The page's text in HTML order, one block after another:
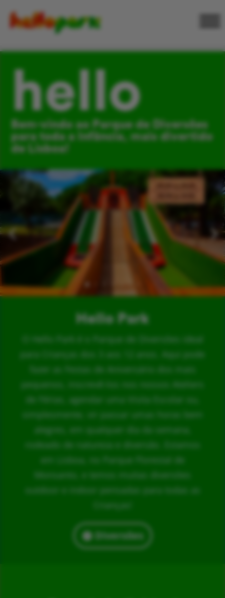
hello
Bem-vindo ao Parque de Diversões
para toda a Infância, mais divertido
de Lisboa!
Hello Park
O Hello Park é o Parque de Diversões ideal
para Crianças dos 3 aos 12 anos. Aqui pode
fazer as Festas de Aniversário dos mais
pequenos, inscrevê-los nos nossos Ateliers
de Férias, agendar uma Visita Escolar ou,
simplesmente, vir passar umas horas bem
alegres, em qualquer dia da semana,
rodeado de natureza e diversão. Estamos
em Lisboa, no Parque Florestal de
Monsanto, e temos muitas diversões
outdoor e indoor pensadas para todas as
Crianças!
Diversões